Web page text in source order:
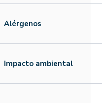
Alérgenos
Impacto ambiental